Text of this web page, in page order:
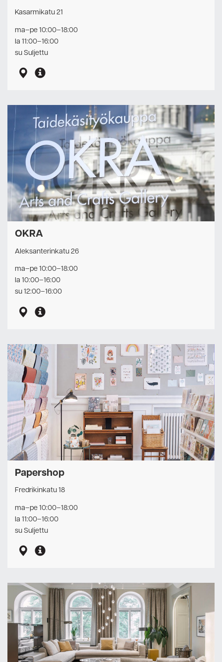
Kasarmikatu 21
ma–pe 10:00–18:00
la 11:00–16:00
su Suljettu
OKRA
Aleksanterinkatu 26
ma–pe 10:00–18:00
la 10:00–16:00
su 12:00–16:00
Papershop
Fredrikinkatu 18
ma–pe 10:00–18:00
la 11:00–16:00
su Suljettu